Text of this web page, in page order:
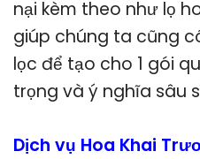
nại kèm theo như lọ
giúp chúng ta cũng
lọc để tạo cho 1 gói
trọng và ý nghĩa sâu
Dịch vụ Hoa Khai